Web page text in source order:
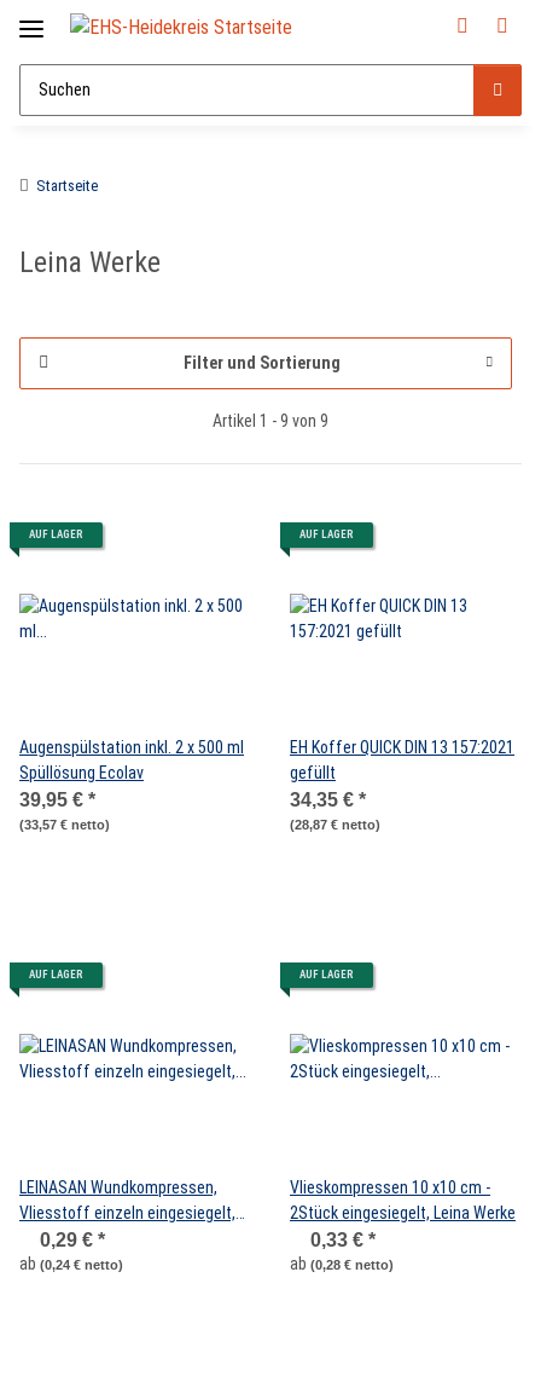
Startseite
Leina Werke
Filter und Sortierung
Artikel 1 - 9 von 9
AUF LAGER
Augenspülstation inkl. 2 x 500 ml
Spüllösung Ecolav
39,95 € *
(33,57 € netto)
AUF LAGER
EH Koffer QUICK DIN 13 157:2021
gefüllt
34,35 € *
(28,87 € netto)
AUF LAGER
LEINASAN Wundkompressen,
Vliesstoff einzeln eingesiegelt,
steril 5 cm x 5 cm
ab
0,29 € *
(0,24 € netto)
AUF LAGER
Vlieskompressen 10 x10 cm -
2Stück eingesiegelt, Leina Werke
ab
0,33 € *
(0,28 € netto)